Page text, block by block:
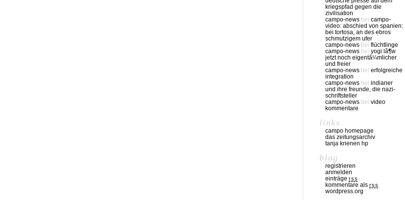
kriegspfad gegen die
zivilisation
campo-news bei campo-
video: abschied von spanien:
bei tortosa, an des ebros
schmutzigem ufer
campo-news bei flüchtlinge
campo-news bei yogi lã¶w
jetzt noch eigentã¼mlicher
und freier
campo-news bei erfolgreiche
integration
campo-news bei indianer
und ihre freunde, die nazi-
schriftsteller
campo-news bei video
kommentare
links
campo homepage
das zeitungsarchiv
tanja krienen hp
blog
registrieren
anmelden
einträge rss
kommentare als rss
wordpress.org